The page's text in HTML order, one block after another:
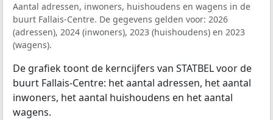
Aantal adressen, inwoners, huishoudens en wagens in de
buurt Fallais-Centre. De gegevens gelden voor: 2026
(adressen), 2024 (inwoners), 2023 (huishoudens) en 2023
(wagens).
De grafiek toont de kerncijfers van STATBEL voor de
buurt Fallais-Centre: het aantal adressen, het aantal
inwoners, het aantal huishoudens en het aantal
wagens.